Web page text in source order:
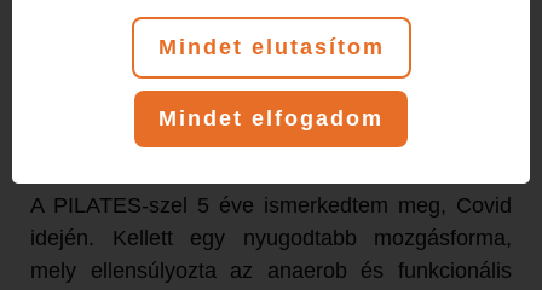
sárkányhajózásban, Spartan versenyekben újabb
kihívások vártak rám – melyek mind tovább
erősítették a mindennapos sportolásba, s annak
előnyeibe vetett hitemet és töretlen
lelkesedésemet.
A PILATES-szel 5 éve ismerkedtem meg, Covid
idején. Kellett egy nyugodtabb mozgásforma,
mely ellensúlyozta az anaerob és funkcionális
Mindet elutasítom
Mindet elfogadom